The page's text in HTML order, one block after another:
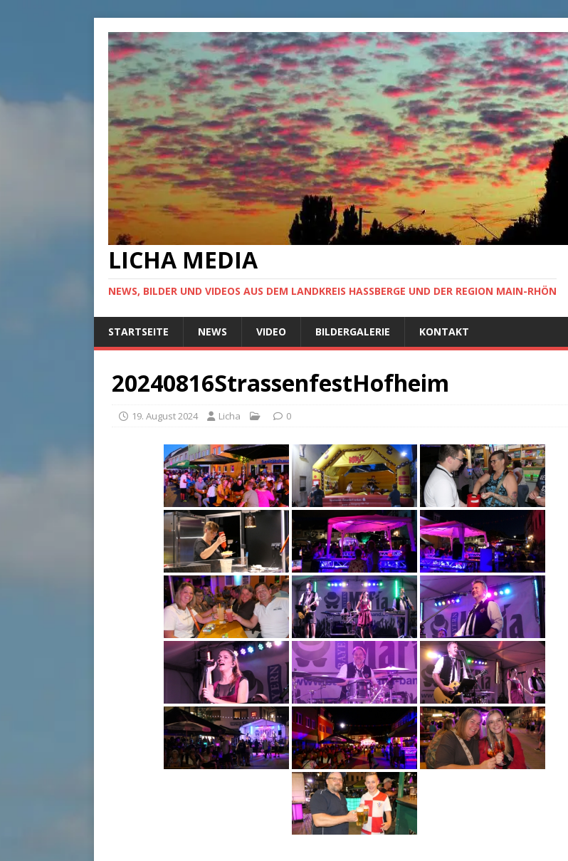
LICHA MEDIA
NEWS, BILDER UND VIDEOS AUS DEM LANDKREIS HASSBERGE UND DER REGION MAIN-RHÖN
STARTSEITE NEWS VIDEO BILDERGALERIE KONTAKT
20240816StrassenfestHofheim
19. August 2024 Licha 0